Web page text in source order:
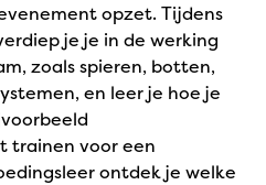
opzet. Tijdens
je je in de werking
zoals spieren, botten,
en leer je hoe je
trainen voor een
ontdek je welke